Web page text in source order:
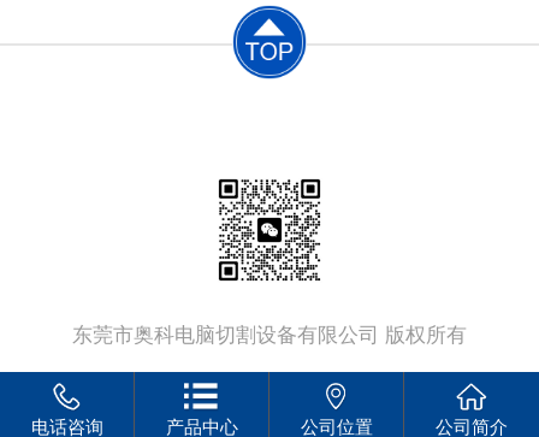
东莞市奥科电脑切割设备有限公司 版权所有
电话咨询 产品中心 公司位置 公司简介